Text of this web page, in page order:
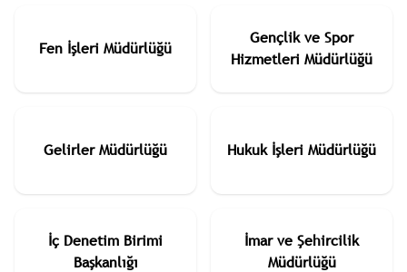
Fen İşleri Müdürlüğü
Gençlik ve Spor
Hizmetleri Müdürlüğü
Gelirler Müdürlüğü Hukuk İşleri Müdürlüğü
İç Denetim Birimi
Başkanlığı
İmar ve Şehircilik
Müdürlüğü